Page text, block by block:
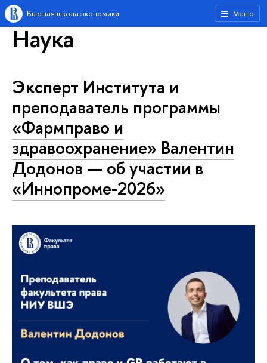
Меню
Высшая школа экономики
Наука
Эксперт Института и
преподаватель программы
«Фармправо и
здравоохранение» Валентин
Додонов — об участии в
«Иннопроме-2026»